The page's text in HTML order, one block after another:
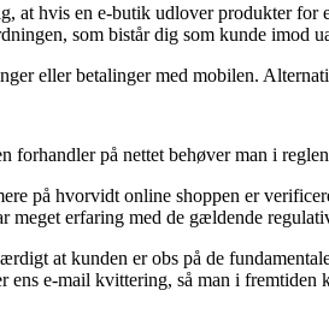
at hvis en e-butik udlover produkter
som bistår dig som kunde imod
eller betalinger med mobilen.
forhandler på nettet behøver man i
på hvorvidt online shoppen er
meget erfaring med de gældende
at kunden er obs på de
ens e-mail kvittering, så man i